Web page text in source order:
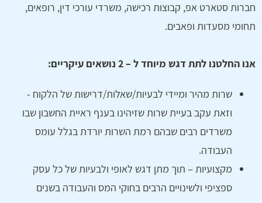
חברות סטארט אפ, קבוצות רכישה, משרדי עורכי דין, רופאים,
תחומי מסעדות ופאבים.
אנו החלטנו לתת דגש מיוחד ל – 2 נושאים עיקריים:
שרות מהיר ומיידי לבעיות/שאלות/דרישות של הלקוח -
וזאת עקב בעיית שרות שזיהינו בענף ראיית החשבון שבו
משרדים רבים שבהם רמת השרות יורדת בגלל עומס
העבודה.
מקצועיות – תוך מתן דגש לאופי ולבעיות של כל עסק
ספציפי ולשינויים הרבים בחוקי המס והעבודה בשנים